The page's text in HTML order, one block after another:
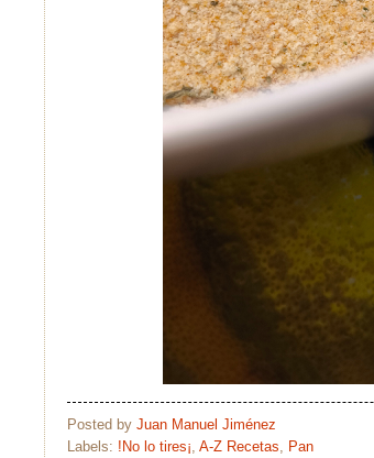
Posted by Juan Manuel Jiménez
Labels: !No lo tires¡, A-Z Recetas, Pan